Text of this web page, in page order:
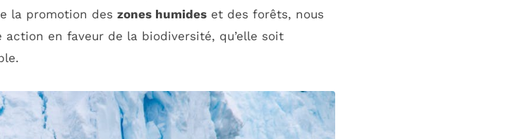
la promotion des zones humides et des forêts, nous
action en faveur de la biodiversité, qu’elle soit